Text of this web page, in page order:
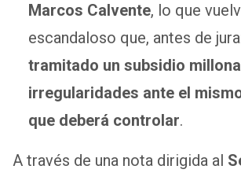
Marcos Calvente, lo que
escandaloso que, antes de
tramitado un subsidio
irregularidades ante el
que deberá controlar.
A través de una nota dirigida al